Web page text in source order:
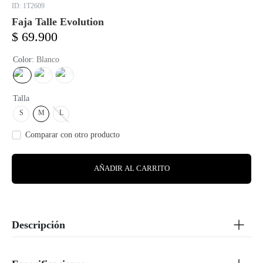
: 1T2609
Faja Talle Evolution
$ 69.900
Color: Blanco
Talla
S M L
AÑADIR AL CARRITO
Descripción